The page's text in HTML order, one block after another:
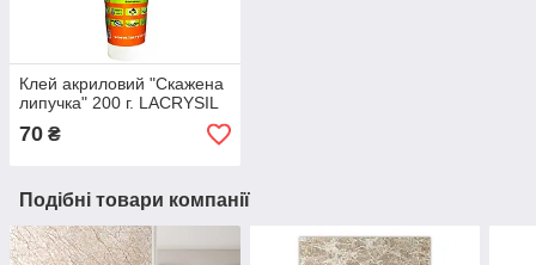
Клей акриловий "Скажена
липучка" 200 г. LACRYSIL
70 ₴
Подібні товари компанії